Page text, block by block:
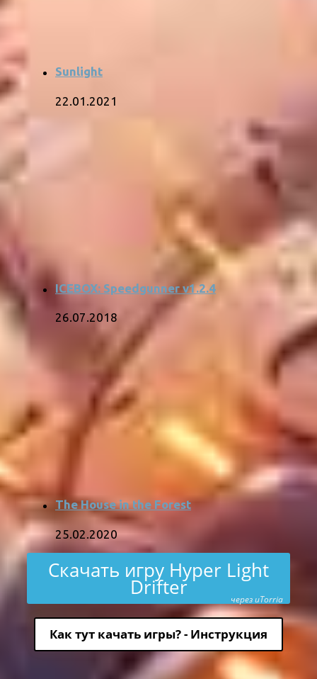
Sunlight
22.01.2021
ICEBOX: Speedgunner v1.2.4
26.07.2018
The House in the Forest
25.02.2020
Скачать игру Hyper Light
Drifter через uTorria
Как тут качать игры? - Инструкция